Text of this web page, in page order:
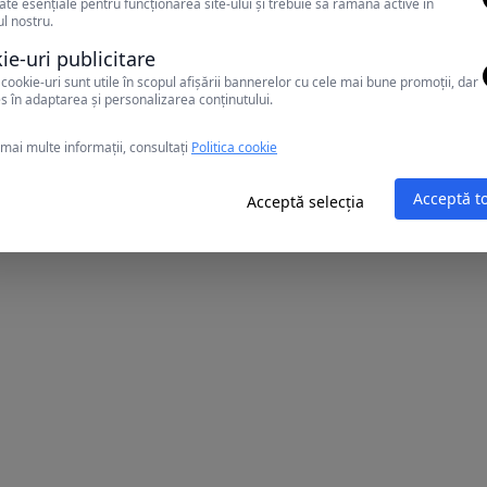
unei mese
gratis. doar in camerele cu parchet
esențiale pentru funcționarea site-ului și trebuie să rămână active în
nostru.
uri publicitare
uri sunt utile în scopul afișării bannerelor cu cele mai bune promoții, dar
în adaptarea și personalizarea conținutului.
multe informații, consultați Politica cookie
Acceptă selecția Acceptă